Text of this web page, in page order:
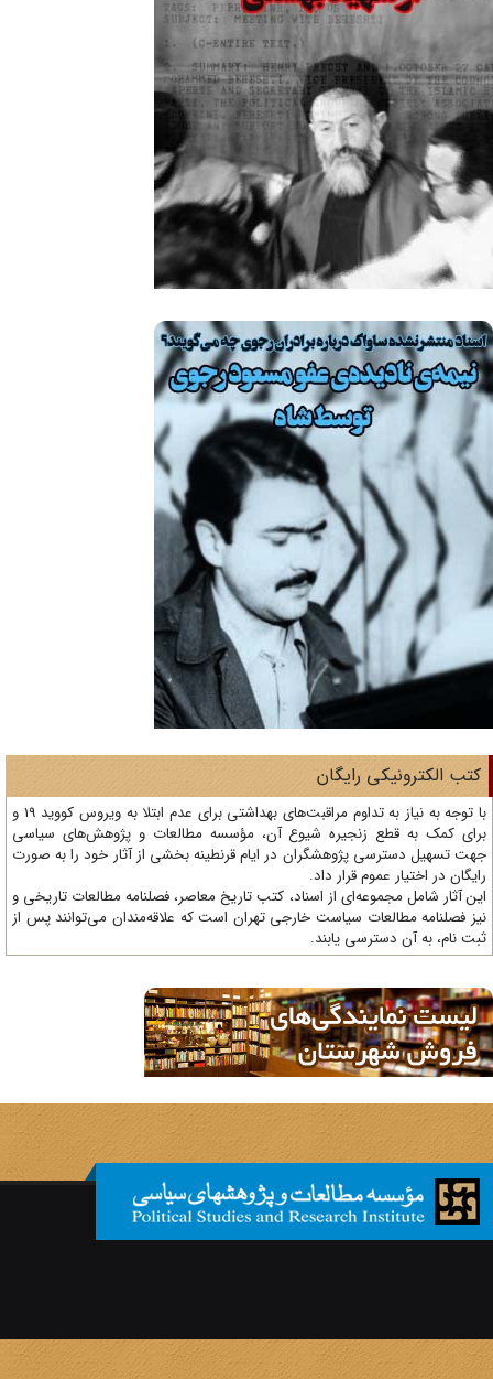
الکترونیکی رایگان
با توجه به نیاز به تداوم مراقبت‌های بهداشتی برای عدم ابتلا به ویروس کووید 19 و
کمک به قطع زنجیره شیوع آن، مؤسسه مطالعات و پژوهش‌های سیاسی
تسهیل دسترسی پژوهشگران در ایام قرنطینه بخشی از آثار خود را به صورت
در اختیار عموم قرار داد.
آثار شامل مجموعه‌ای از اسناد، کتب تاریخ معاصر، فصلنامه‌ مطالعات تاریخی و
فصلنامه مطالعات سیاست خارجی تهران است که علاقه‌مندان می‌توانند پس از
نام، به آن دسترسی یابند.